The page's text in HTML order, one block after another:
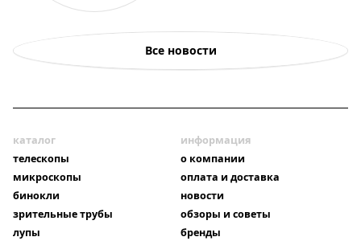
Все новости
каталог
телескопы
микроскопы
бинокли
зрительные трубы
лупы
информация
о компании
оплата и доставка
новости
обзоры и советы
бренды